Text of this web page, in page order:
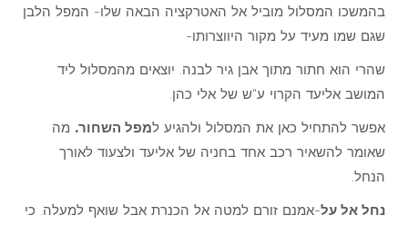
בהמשכו המסלול מוביל אל האטרקציה הבאה שלו- המפל הלבן
שגם שמו מעיד על מקור היווצרותו-
שהרי הוא חתור מתוך אבן גיר לבנה. יוצאים מהמסלול ליד
המושב אליעד הקרוי ע"ש של אלי כהן.
אפשר להתחיל כאן את המסלול ולהגיע למפל השחור. מה
שאומר להשאיר רכב אחד בחניה של אליעד ולצעוד לאורך
הנחל.
נחל אל על-אמנם זורם למטה אל הכנרת אבל שואף למעלה. כי